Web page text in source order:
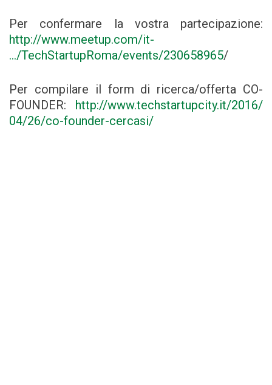
Per confermare la vostra partecipazione:
http://www.meetup.com/it-
…/TechStartupRoma/events/230658965/
Per compilare il form di ricerca/offerta CO-
FOUNDER: http://www.techstartupcity.it/2016/
04/26/co-founder-cercasi/